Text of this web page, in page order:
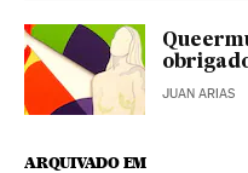
JUAN ARIAS
ARQUIVADO EM